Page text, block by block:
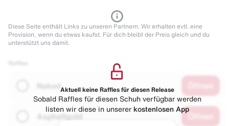
Diese Seite enthält Links zu unseren Partnern. Wir erhalten evtl. eine
Provision, wenn du etwas kaufst. Für dich bleibt der Preis gleich und du
unterstützt uns damit.
Naked
Asphaltgold
Aktuell keine Raffles für diesen Release
Sobald Raffles für diesen Schuh verfügbar werden
listen wir diese in unserer kostenlosen App